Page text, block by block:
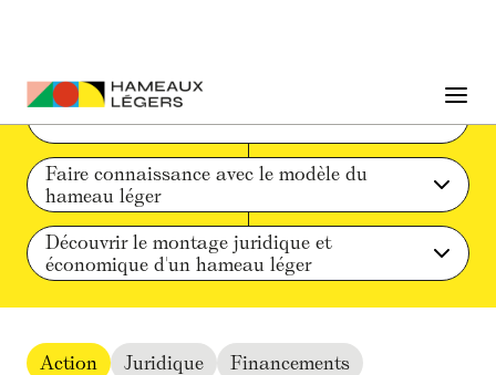
Faire connaissance avec le modèle du
hameau léger
Découvrir le montage juridique et
économique d'un hameau léger
Action Juridique Financements